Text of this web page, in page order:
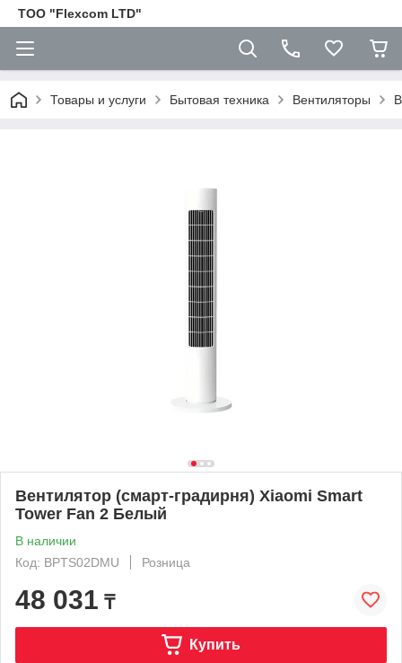
ТОО "Flexcom LTD"
Товары и услуги Бытовая техника Вентиляторы
Вентилятор (смарт-градирня) Xiaomi Smart
Tower Fan 2 Белый
В наличии
Код: BPTS02DMU
Розница
48 031 ₸
Купить